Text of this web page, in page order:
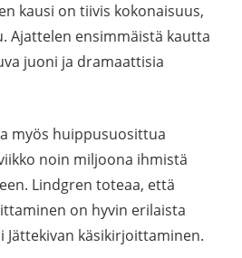
kausi on tiivis kokonaisuus,
Ajattelen ensimmäistä kautta
juoni ja dramaattisia
myös huippusuosittua
noin miljoona ihmistä
Lindgren toteaa, että
on hyvin erilaista
Jättekivan käsikirjoittaminen.